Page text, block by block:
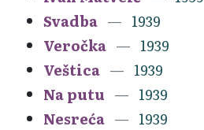
Svadba
1939
Veročka
1939
Veštica
1939
Na putu
1939
Nesreća
1939